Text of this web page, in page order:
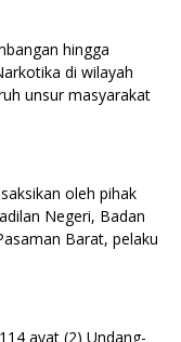
hingga
di wilayah
unsur masyarakat
oleh pihak
Negeri, Badan
Barat, pelaku
ayat (2) Undang-